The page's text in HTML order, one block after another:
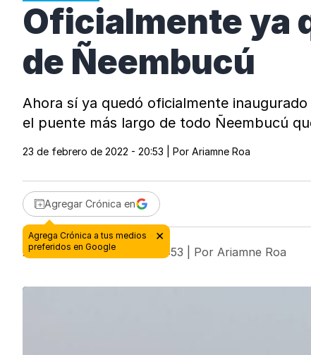
Oficialmente ya
de Ñeembucú
Ahora sí ya quedó oficialmente
el puente más largo de todo Ñeembucú
23 de febrero de 2022 - 20:53 | Por Ariamne Roa
Agregar Crónica en
23 de febrero de 2022 - 20:53 | Por Ariamne Roa